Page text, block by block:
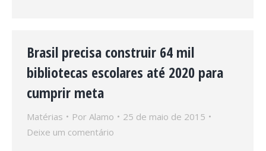
Brasil precisa construir 64 mil
bibliotecas escolares até 2020 para
cumprir meta
Matérias Por Alamo
25 de maio de 2015
Deixe um comentário